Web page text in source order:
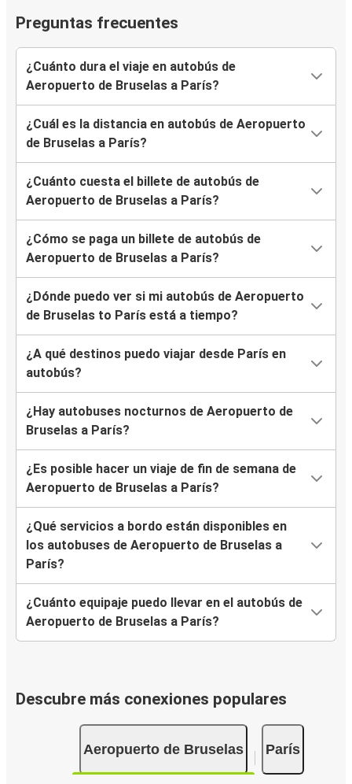
Preguntas frecuentes
¿Cuánto dura el viaje en autobús de
Aeropuerto de Bruselas a París?
¿Cuál es la distancia en autobús de Aeropuerto
de Bruselas a París?
¿Cuánto cuesta el billete de autobús de
Aeropuerto de Bruselas a París?
¿Cómo se paga un billete de autobús de
Aeropuerto de Bruselas a París?
¿Dónde puedo ver si mi autobús de Aeropuerto
de Bruselas to París está a tiempo?
¿A qué destinos puedo viajar desde París en
autobús?
¿Hay autobuses nocturnos de Aeropuerto de
Bruselas a París?
¿Es posible hacer un viaje de fin de semana de
Aeropuerto de Bruselas a París?
¿Qué servicios a bordo están disponibles en
los autobuses de Aeropuerto de Bruselas a
París?
¿Cuánto equipaje puedo llevar en el autobús de
Aeropuerto de Bruselas a París?
Descubre más conexiones populares
Aeropuerto de Bruselas París